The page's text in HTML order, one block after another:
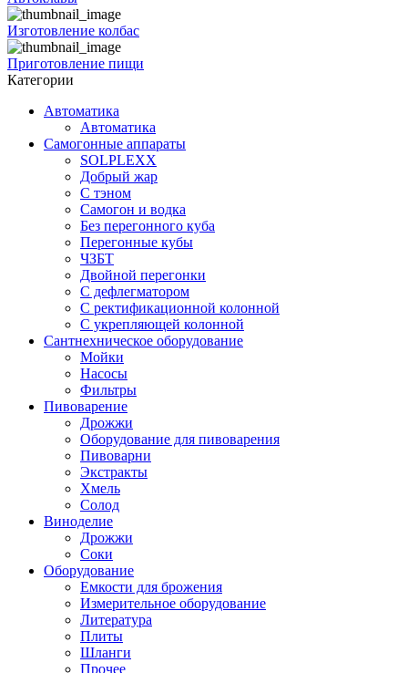
Изготовление колбас
Приготовление пищи
Категории
Автоматика
Автоматика
Самогонные аппараты
SOLPLEXX
Добрый жар
С тэном
Самогон и водка
Без перегонного куба
Перегонные кубы
ЧЗБТ
Двойной перегонки
С дефлегматором
С ректификационной колонной
С укрепляющей колонной
Сантнехническое оборудование
Мойки
Насосы
Фильтры
Пивоварение
Дрожжи
Оборудование для пивоварения
Пивоварни
Экстракты
Хмель
Солод
Виноделие
Дрожжи
Соки
Оборудование
Емкости для брожения
Измерительное оборудование
Литература
Плиты
Шланги
Прочее